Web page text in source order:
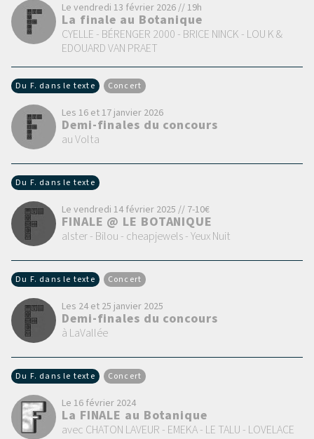
Le vendredi 13 février 2026 // 19h
La finale au Botanique
CYELLE - BÉRENGER 2000 - BRICE NINCK - LOU K &
EDOUARD VAN PRAET
Du F. dans le texte Concert
Les 16 et 17 janvier 2026
Demi-finales du concours
au Volta
Du F. dans le texte
Le vendredi 14 février 2025 // 7-10€
FINALE @ LE BOTANIQUE
alster - Bilou - cheapjewels - Yeux Nuit
Du F. dans le texte Concert
Les 24 et 25 janvier 2025
Demi-finales du concours
à LaVallée
Du F. dans le texte Concert
Le 16 février 2024
La FINALE au Botanique
avec CHATON LAVEUR - EMEKA - LE TALU - LOVELACE